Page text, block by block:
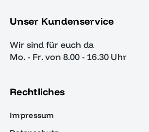
Unser Kundenservice
Wir sind für euch da
Mo. - Fr. von 8.00 - 16.30 Uhr
Rechtliches
Impressum